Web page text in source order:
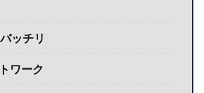
ッチリ
ワーク